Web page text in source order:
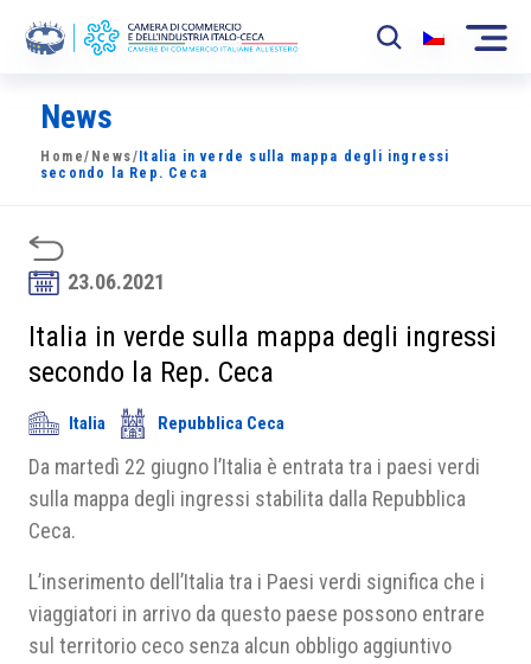
La Camera
News
Sviluppo Mercato
Soci
Partner
Progetti
Area riservata
News
Home/ News/ Italia in verde sulla mappa degli ingressi
secondo la Rep. Ceca
23.06.2021
Italia in verde sulla mappa degli ingressi
secondo la Rep. Ceca
Italia Repubblica Ceca
Da martedì 22 giugno l’Italia è entrata tra i paesi verdi
sulla mappa degli ingressi stabilita dalla Repubblica
Ceca.
L’inserimento dell’Italia tra i Paesi verdi significa che i
viaggiatori in arrivo da questo paese possono entrare
sul territorio ceco senza alcun obbligo aggiuntivo